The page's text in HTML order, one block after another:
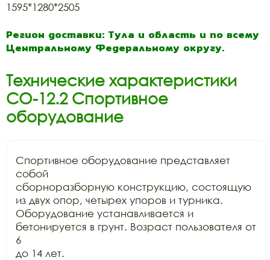
1595*1280*2505
Регион доставки: Тула и область и по всему
Центральному Федеральному округу.
Технические характеристики
СО-12.2 Спортивное
оборудование
Спортивное оборудование представляет
собой
сборноразборную конструкцию, состоящую
из двух опор, четырех упоров и турника.
Оборудование устанавливается и
бетонируется в грунт. Возраст пользователя от
6
до 14 лет.